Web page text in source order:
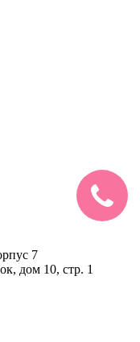
7
дом 10, стр. 1